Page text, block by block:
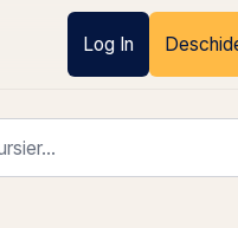
Log In